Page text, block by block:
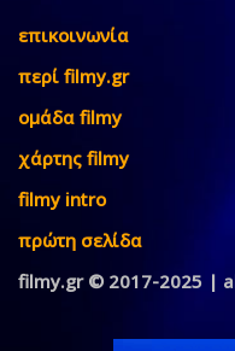
επικοινωνία
περί filmy.gr
ομάδα filmy
χάρτης filmy
filmy intro
πρώτη σελίδα
filmy.gr © 2017-2025 |